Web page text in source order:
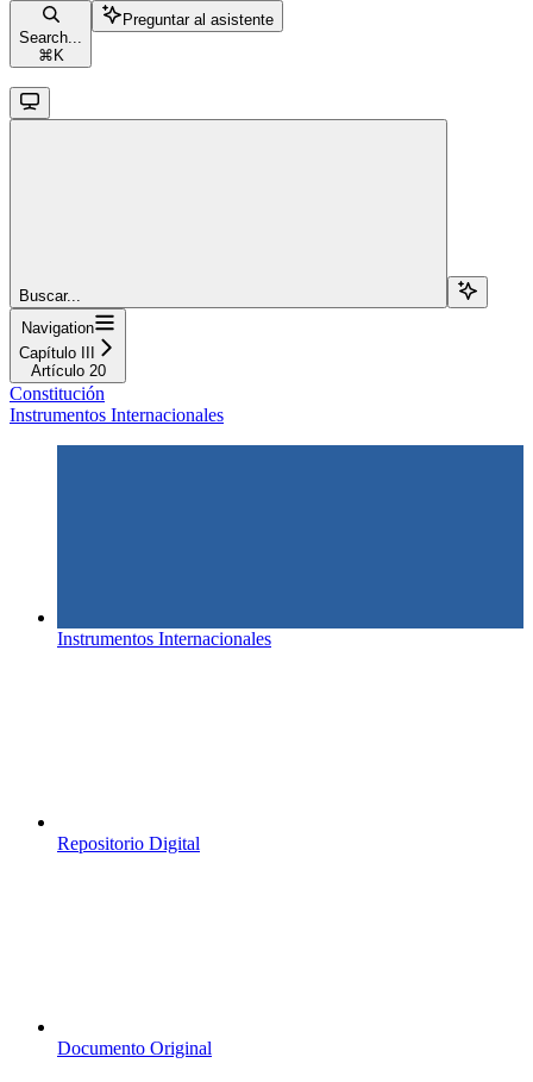
Search...
⌘ K
Preguntar al asistente
Buscar...
Navigation
Capítulo III
Artículo 20
Constitución
Instrumentos Internacionales
Instrumentos Internacionales
Repositorio Digital
Documento Original